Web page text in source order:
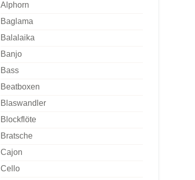
Alphorn
Baglama
Balalaika
Banjo
Bass
Beatboxen
Blaswandler
Blockflöte
Bratsche
Cajon
Cello